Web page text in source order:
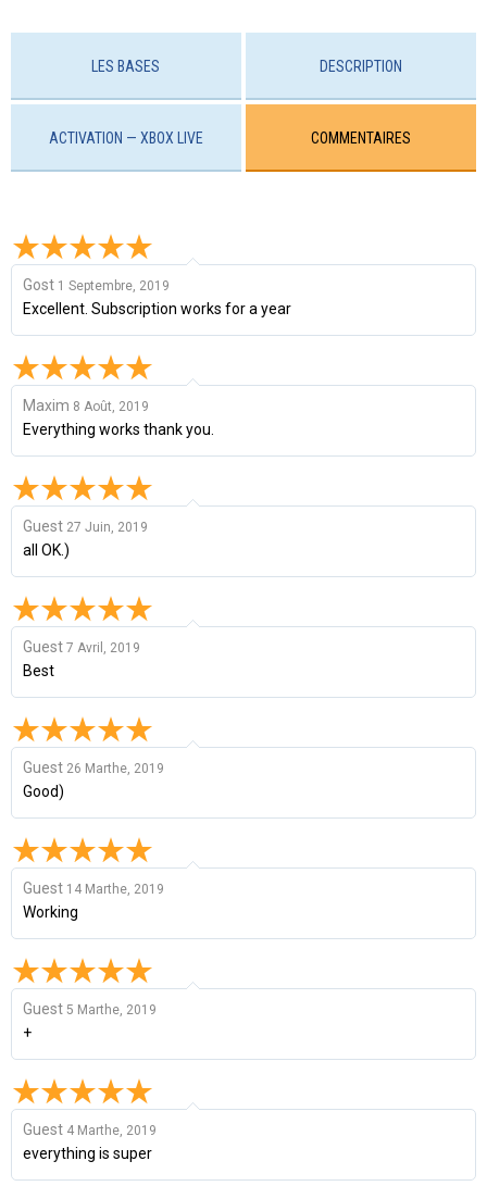
LES BASES DESCRIPTION
ACTIVATION — XBOX LIVE COMMENTAIRES
Gost 1 Septembre, 2019
Excellent. Subscription works for a year
Maxim 8 Août, 2019
Everything works thank you.
Guest 27 Juin, 2019
all OK.)
Guest 7 Avril, 2019
Best
Guest 26 Marthe, 2019
Good)
Guest 14 Marthe, 2019
Working
Guest 5 Marthe, 2019
+
Guest 4 Marthe, 2019
everything is super